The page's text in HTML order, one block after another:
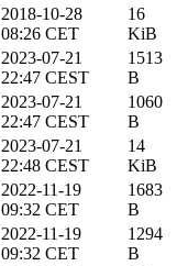
2018-10-28
08:26 CET
16
KiB
2023-07-21
22:47 CEST
1513
B
2023-07-21
22:47 CEST
1060
B
2023-07-21
22:48 CEST
14
KiB
2022-11-19
09:32 CET
1683
B
2022-11-19
09:32 CET
1294
B